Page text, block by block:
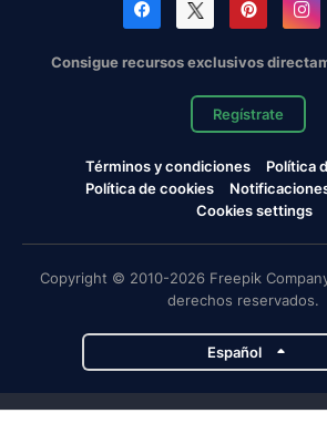
Consigue recursos exclusivos
Regístrate
Términos y condiciones
Política
Política de cookies
Cookies settings
Copyright © 2010-2026 Freepik
derechos reservados.
Español